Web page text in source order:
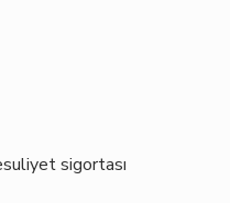
sigortası